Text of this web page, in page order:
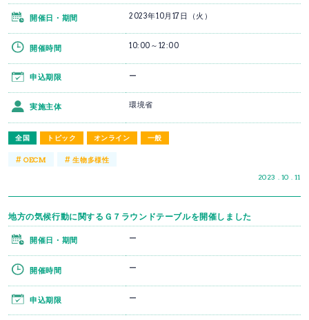
全国 トピック オンライン 一般
2023 . 10 . 11
開催日・期間 2023年10月17日（火）
開催時間 10:00～12:00
申込期限 ー
実施主体 環境省
#OECM #生物多様性
地方の気候行動に関するＧ７ラウンドテーブルを開催しました
開催日・期間 ー
開催時間 ー
申込期限 ー